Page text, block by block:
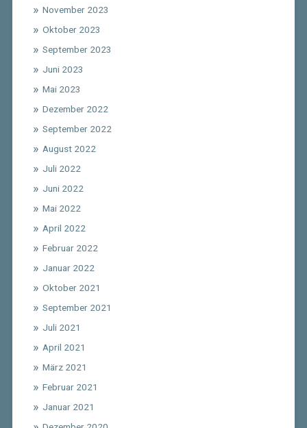
November 2023
Oktober 2023
September 2023
Juni 2023
Mai 2023
Dezember 2022
September 2022
August 2022
Juli 2022
Juni 2022
Mai 2022
April 2022
Februar 2022
Januar 2022
Oktober 2021
September 2021
Juli 2021
April 2021
März 2021
Februar 2021
Januar 2021